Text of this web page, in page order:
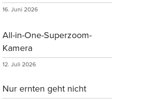
16. Juni 2026
All-in-One-Superzoom-
Kamera
12. Juli 2026
Nur ernten geht nicht